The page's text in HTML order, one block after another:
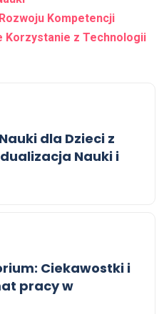
Kompetencji
Korzystanie z Technologii
dla Dzieci z
Nauki i
Ciekawostki i
pracy w